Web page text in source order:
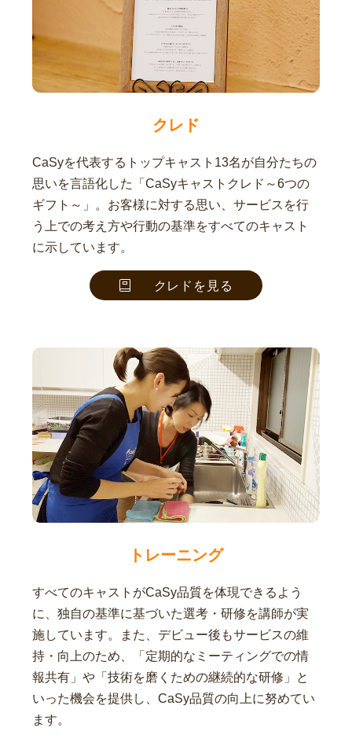
クレド
CaSyを代表するトップキャスト13名が自分たちの
思いを言語化した「CaSyキャストクレド～6つの
ギフト～」。お客様に対する思い、サービスを行
う上での考え方や行動の基準をすべてのキャスト
に示しています。
クレドを見る
トレーニング
すべてのキャストがCaSy品質を体現できるよう
に、独自の基準に基づいた選考・研修を講師が実
施しています。また、デビュー後もサービスの維
持・向上のため、「定期的なミーティングでの情
報共有」や「技術を磨くための継続的な研修」と
いった機会を提供し、CaSy品質の向上に努めてい
ます。